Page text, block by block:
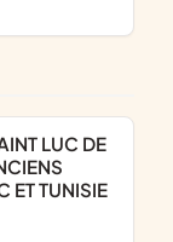
ET TUNISIE